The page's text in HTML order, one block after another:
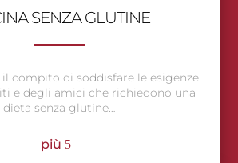
SENZA GLUTINE
compito di soddisfare le esigenze
e degli amici che richiedono una
dieta senza glutine…
più